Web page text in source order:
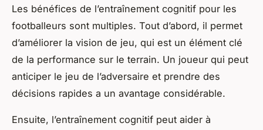
Les bénéfices de l’entraînement cognitif pour les
footballeurs sont multiples. Tout d’abord, il permet
d’améliorer la vision de jeu, qui est un élément clé
de la performance sur le terrain. Un joueur qui peut
anticiper le jeu de l’adversaire et prendre des
décisions rapides a un avantage considérable.
Ensuite, l’entraînement cognitif peut aider à